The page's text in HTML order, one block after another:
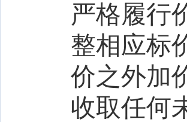
严格履行
整相应标
价之外加
收取任何